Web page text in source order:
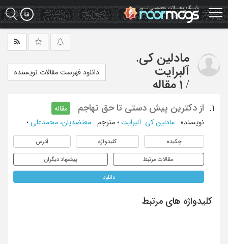
Skip
to
main
مادلین کی.
آلبرایت
/ 1 مقاله
دانلود فهرست مقالات نویسنده
1. از دکترین پیش دستی تا حق تهاجم
مقاله
نویسنده : مادلین کی. آلبرایت ؛ مترجم : معتضدیان، محمدعلی ؛
چکیده کلیدواژه آدرس
مقالات مرتبط پیشنهاد دیگران
دانلود
کلیدواژه های مرتبط